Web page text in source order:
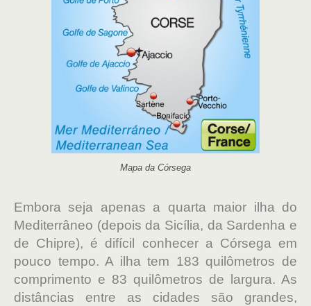
Mapa da Córsega
Embora seja apenas a quarta maior ilha do
Mediterrâneo (depois da Sicília, da Sardenha e
de Chipre), é difícil conhecer a Córsega em
pouco tempo. A ilha tem 183 quilômetros de
comprimento e 83 quilômetros de largura. As
distâncias entre as cidades são grandes,